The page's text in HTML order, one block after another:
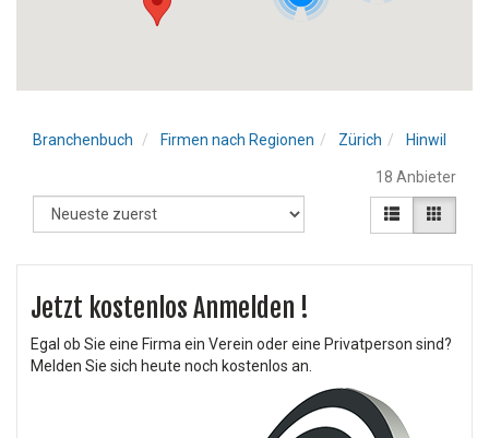
Branchenbuch Firmen nach Regionen Zürich Hinwil
18 Anbieter
Jetzt kostenlos Anmelden !
Egal ob Sie eine Firma ein Verein oder eine Privatperson sind?
Melden Sie sich heute noch kostenlos an.